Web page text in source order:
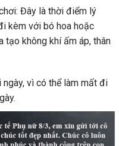
Đây là thời điểm lý
kèm với bó hoa hoặc
tạo không khí ấm áp, thân
ngày, vì có thể làm mất đi